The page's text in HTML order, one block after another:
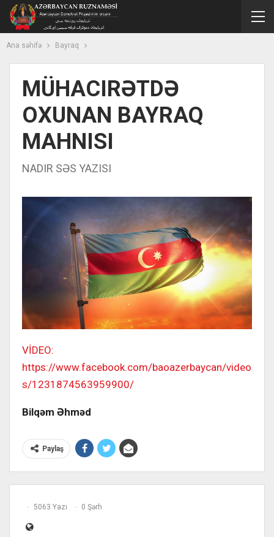
Ana səhifə Bayraq
MÜHACIRƏTDƏ
OXUNAN BAYRAQ
MAHNISI
NADIR SƏS YAZISI
VİDEO:
https://www.facebook.com/baoazerbaycan/video
s/1231874563959900/
Bilqəm Əhməd
Paylaş
5063 Yazı 0 Şərh